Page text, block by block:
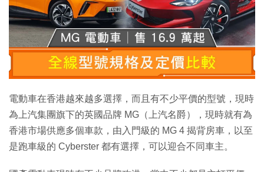
Enterprise Digital Transformation
特集
電動車在香港越來越多選擇，而且有不少平價的型號，現時
為上汽集團旗下的英國品牌 MG（上汽名爵），現時就有為
香港市場供應多個車款，由入門級的 MG 4 揭背房車，以至
是跑車級的 Cyberster 都有選擇，可以迎合不同車主。